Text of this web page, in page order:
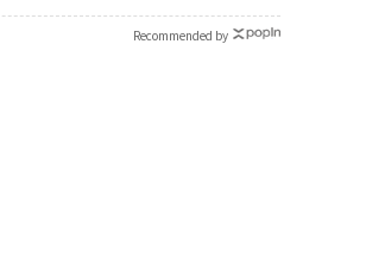
Recommended by